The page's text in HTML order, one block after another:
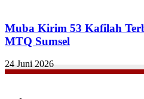
Muba Kirim 53 Kafilah
MTQ Sumsel
24 Juni 2026